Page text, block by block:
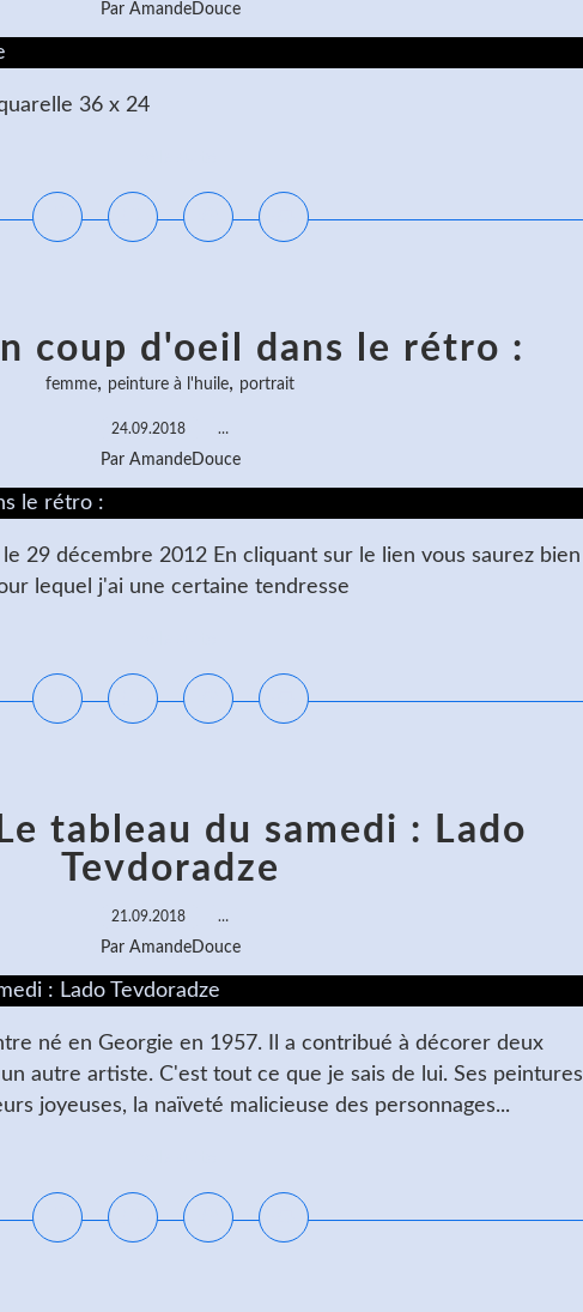
Par AmandeDouce
36 x 24
coup d'oeil dans le rétro :
femme, peinture à l'huile, portrait
24.09.2018 …
Par AmandeDouce
29 décembre 2012 En cliquant sur le lien vous saurez bien
lequel j'ai une certaine tendresse
tableau du samedi : Lado
Tevdoradze
21.09.2018 …
Par AmandeDouce
né en Georgie en 1957. Il a contribué à décorer deux
autre artiste. C'est tout ce que je sais de lui. Ses peintures
joyeuses, la naïveté malicieuse des personnages...